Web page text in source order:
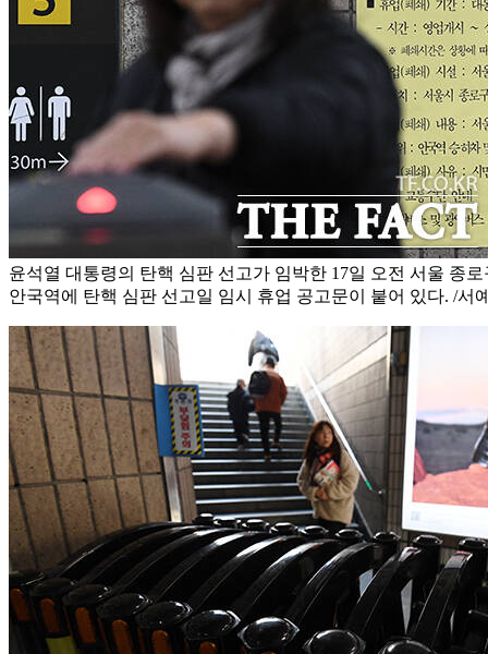
윤석열 대통령의 탄핵 심판 선고가 임박한 17일 오전 서울 종
안국역에 탄핵 심판 선고일 임시 휴업 공고문이 붙어 있다. /서